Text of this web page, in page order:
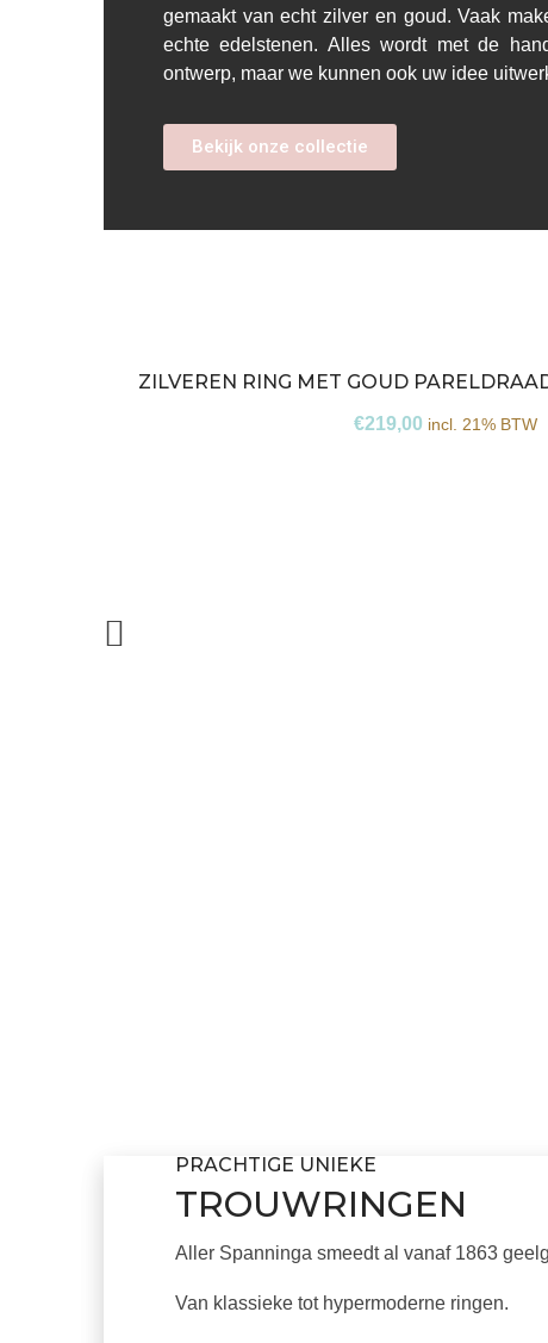
gemaakt van echt zilver en goud. Vaak
echte edelstenen. Alles wordt met de
ontwerp, maar we kunnen ook uw idee
Bekijk onze collectie
ZILVEREN RING MET GOUD
€219,00 incl. 21% BTW
PRACHTIGE UNIEKE
TROUWRINGEN
Aller Spanninga smeedt al vanaf 1863
Van klassieke tot hypermoderne ringen.